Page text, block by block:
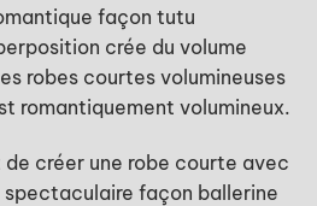
façon tutu
crée du volume
robes courtes volumineuses
romantiquement volumineux.
créer une robe courte avec
spectaculaire façon ballerine